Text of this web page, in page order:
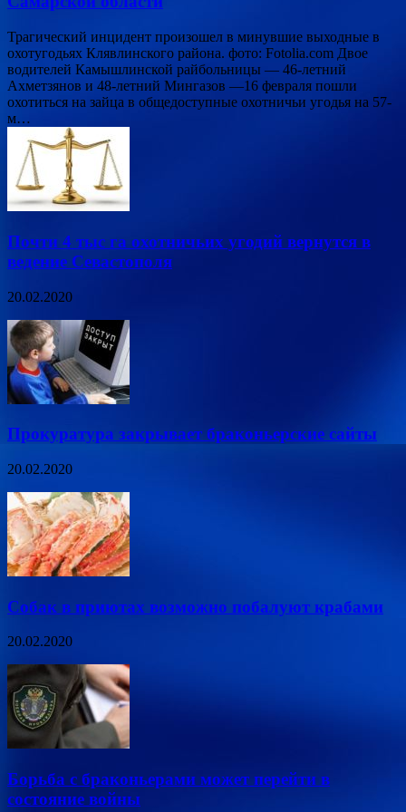
Трагический инцидент произошел в минувшие выходные в
охотугодьях Клявлинского района. фото: Fotolia.com Двое
водителей Камышлинской райбольницы — 46-летний
Ахметзянов и 48-летний Мингазов —16 февраля пошли
охотиться на зайца в общедоступные охотничьи угодья на 57-
м…
Почти 4 тыс га охотничьих угодий вернутся в
ведение Севастополя
20.02.2020
Прокуратура закрывает браконьерские сайты
20.02.2020
Собак в приютах возможно побалуют крабами
20.02.2020
Борьба с браконьерами может перейти в
состояние войны